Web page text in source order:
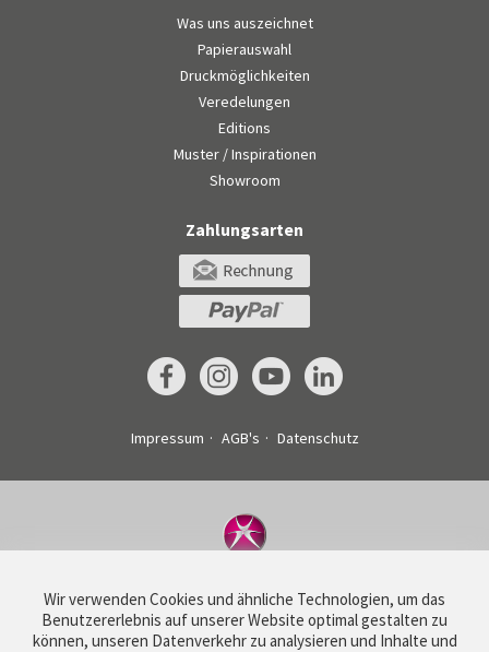
Wir verwenden Cookies und ähnliche Technologien, um das
Benutzererlebnis auf unserer Website optimal gestalten zu
können, unseren Datenverkehr zu analysieren und Inhalte und
Was uns auszeichnet
Papierauswahl
Druckmöglichkeiten
Veredelungen
Editions
Muster / Inspirationen
Showroom
Zahlungsarten
Impressum AGB's Datenschutz
©Drucksachenexpress AG
Haldenstrasse 160
5728 Gontenschwil